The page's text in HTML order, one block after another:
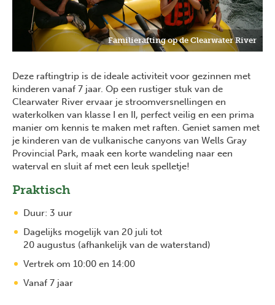
Familierafting op de Clearwater River
Deze raftingtrip is de ideale activiteit voor gezinnen met
kinderen vanaf 7 jaar. Op een rustiger stuk van de
Clearwater River ervaar je stroomversnellingen en
waterkolken van klasse I en II, perfect veilig en een prima
manier om kennis te maken met raften. Geniet samen met
je kinderen van de vulkanische canyons van Wells Gray
Provincial Park, maak een korte wandeling naar een
waterval en sluit af met een leuk spelletje!
Praktisch
Duur: 3 uur
Dagelijks mogelijk van 20 juli tot
20 augustus (afhankelijk van de waterstand)
Vertrek om 10:00 en 14:00
Vanaf 7 jaar